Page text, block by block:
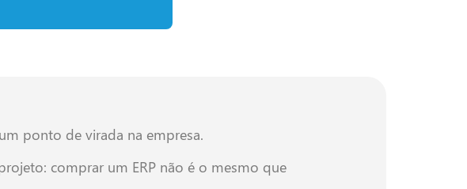
ponto de virada na empresa.
comprar um ERP não é o mesmo que